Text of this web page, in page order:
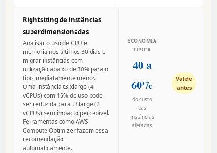
Rightsizing de instâncias
superdimensionadas
Analisar o uso de CPU e
memória nos últimos 30 dias e
migrar instâncias com
utilização abaixo de 30% para o
tipo imediatamente menor.
Uma instância t3.xlarge (4
vCPUs) com 15% de uso pode
ser reduzida para t3.large (2
vCPUs) sem impacto percebível.
Ferramentas como AWS
Compute Optimizer fazem essa
recomendação
automaticamente.
ECONOMIA
TÍPICA
40 a
60%
do custo
das
instâncias
afetadas
Valide
antes